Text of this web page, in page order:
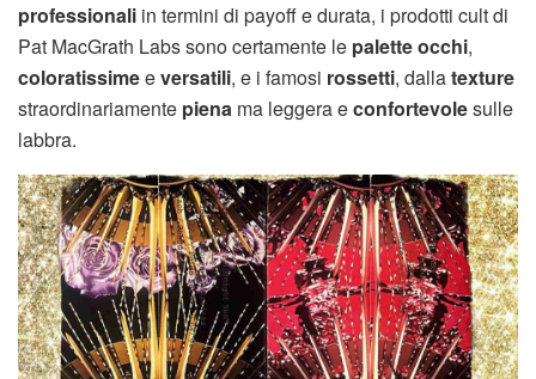
professionali in termini di payoff e durata, i prodotti cult di
Pat MacGrath Labs sono certamente le palette occhi,
coloratissimeeversatili, e i famosi rossetti, dallatexture
straordinariamente piena ma leggera econfortevolesulle
labbra.